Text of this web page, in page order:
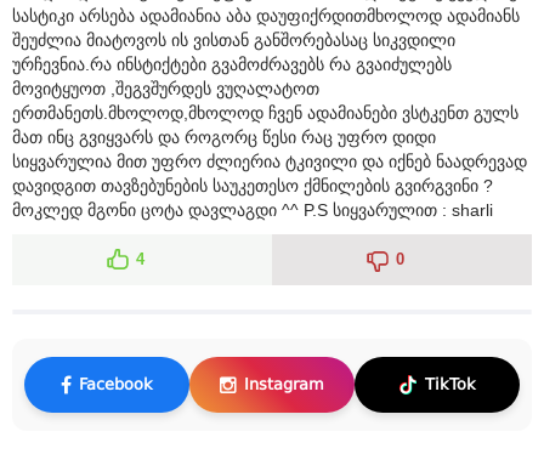
სასტიკი არსება ადამიანია აბა დაუფიქრდითმხოლოდ ადამიანს
შეუძლია მიატოვოს ის ვისთან განშორებასაც სიკვდილი
ურჩევნია.რა ინსტიქტები გვამოძრავებს რა გვაიძულებს
მოვიტყუოთ ,შეგვშურდეს ვუღალატოთ
ერთმანეთს.მხოლოდ,მხოლოდ ჩვენ ადამიანები ვსტკენთ გულს
მათ ინც გვიყვარს და როგორც წესი რაც უფრო დიდი
სიყვარულია მით უფრო ძლიერია ტკივილი და იქნებ ნაადრევად
დავიდგით თავზებუნების საუკეთესო ქმნილების გვირგვინი ?
მოკლედ მგონი ცოტა დავლაგდი ^^ P.S სიყვარულით : sharli
4 0
Facebook Instagram TikTok